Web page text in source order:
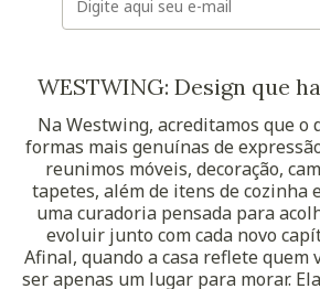
WESTWING: Design que
Na Westwing, acreditamos que o
formas mais genuínas de
reunimos móveis, decoração,
tapetes, além de itens de cozinha
uma curadoria pensada para
evoluir junto com cada novo
Afinal, quando a casa reflete quem
ser apenas um lugar para morar.